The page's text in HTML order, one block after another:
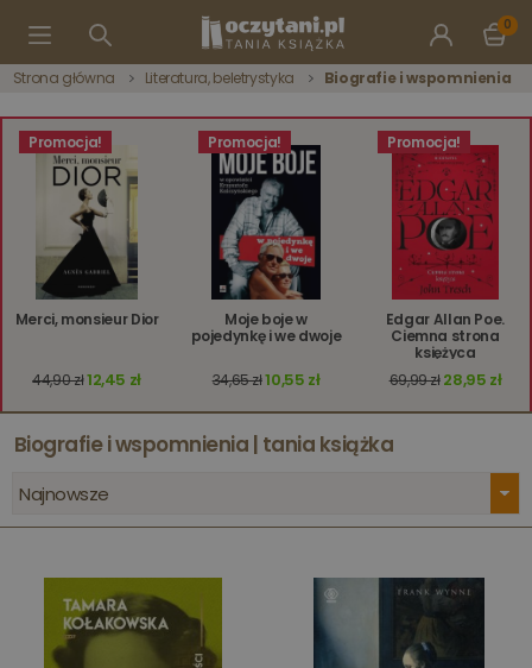
0
Strona główna Literatura, beletrystyka Biografie i wspomnienia
Promocja!
Merci, monsieur Dior
44,90 zł12,45 zł
Promocja!
Moje boje w
pojedynkę i we dwoje
34,65 zł10,55 zł
Promocja!
Edgar Allan Poe.
Ciemna strona
księżyca
69,99 zł28,95 zł
Biografie i wspomnienia | tania książka